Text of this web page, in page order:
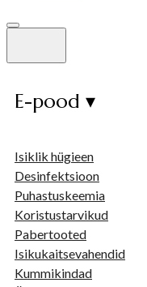
E-pood ▾
Isiklik hügieen
Desinfektsioon
Puhastuskeemia
Koristustarvikud
Pabertooted
Isikukaitsevahendid
Kummikindad